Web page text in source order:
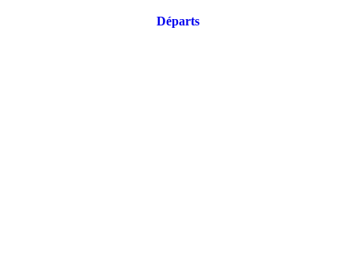
Départs